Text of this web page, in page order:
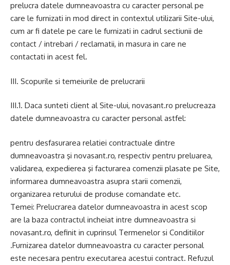
prelucra datele dumneavoastra cu caracter personal pe
care le furnizati in mod direct in contextul utilizarii Site-ului,
cum ar fi datele pe care le furnizati in cadrul sectiunii de
contact / intrebari / reclamatii, in masura in care ne
contactati in acest fel.
III. Scopurile si temeiurile de prelucrarii
III.1. Daca sunteti client al Site-ului, novasant.ro prelucreaza
datele dumneavoastra cu caracter personal astfel:
pentru desfasurarea relatiei contractuale dintre
dumneavoastra şi novasant.ro, respectiv pentru preluarea,
validarea, expedierea şi facturarea comenzii plasate pe Site,
informarea dumneavoastra asupra starii comenzii,
organizarea returului de produse comandate etc.
Temei: Prelucrarea datelor dumneavoastra in acest scop
are la baza contractul incheiat intre dumneavoastra si
novasant.ro, definit in cuprinsul Termenelor si Conditiilor
.Furnizarea datelor dumneavoastra cu caracter personal
este necesara pentru executarea acestui contract. Refuzul